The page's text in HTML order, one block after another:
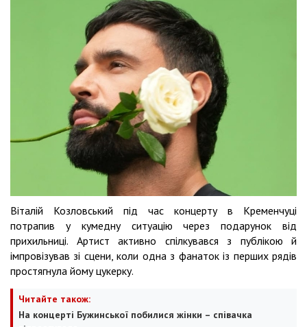
Віталій Козловський під час концерту в Кременчуці
потрапив у кумедну ситуацію через подарунок від
прихильниці. Артист активно спілкувався з публікою й
імпровізував зі сцени, коли одна з фанаток із перших рядів
простягнула йому цукерку.
Читайте також:
На концерті Бужинської побилися жінки – співачка